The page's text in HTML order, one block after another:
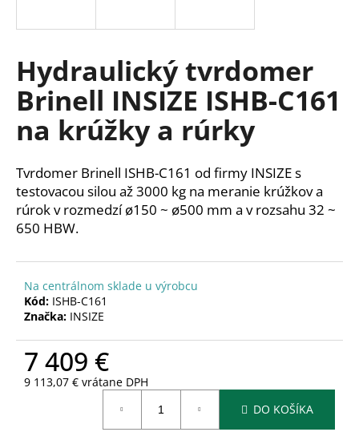
Hydraulický tvrdomer
Brinell INSIZE ISHB-C161
na krúžky a rúrky
Tvrdomer Brinell ISHB-C161 od firmy INSIZE s
testovacou silou až 3000 kg na meranie krúžkov a
rúrok v rozmedzí ø150 ~ ø500 mm a v rozsahu 32 ~
650 HBW.
Na centrálnom sklade u výrobcu
Kód: ISHB-C161
Značka: INSIZE
7 409 €
9 113,07 € vrátane DPH
DO KOŠÍKA
s
ť
?
HĽADAŤ
O
p
o
ú
a